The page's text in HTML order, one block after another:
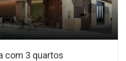
com 3 quartos